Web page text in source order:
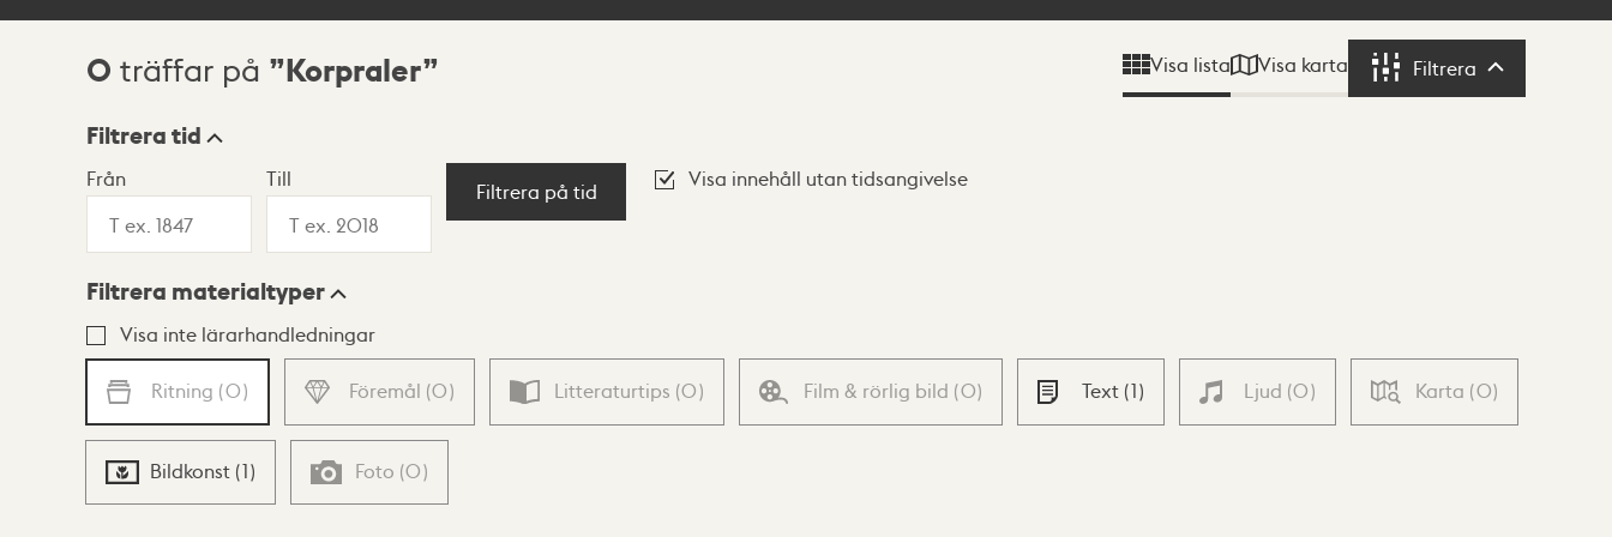
Sökresultat
0 träffar på Korpraler Visa lista Visa karta Filtrera Filtrera
Visningsläge
Lista Karta
Filtrera tid
Från Till
Filtrera på tid
Visa innehåll utan tidsangivelse
Filtrera materialtyper
Visa inte lärarhandledningar
Ritning (0) Föremål (0) Litteraturtips (0) Film & rörlig bild (0) Text (1) Ljud (0) Karta (0)
Bildkonst (1) Foto (0)